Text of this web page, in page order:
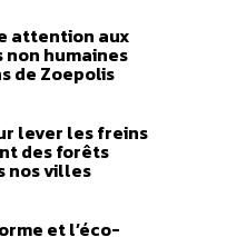
attention aux
humaines
de Zoepolis
lever les freins
des forêts
nos villes
et l’éco-